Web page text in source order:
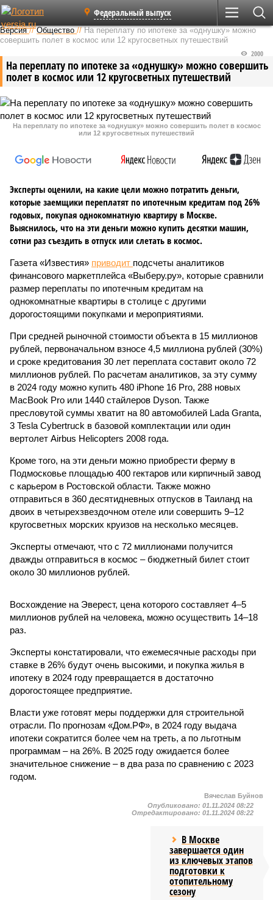
Федеральный выпуск
Версия //Общество //На переплату по ипотеке за «однушку» можно
совершить полет в космос или 12 кругосветных путешествий
На переплату по ипотеке за «однушку» можно совершить
полет в космос или 12 кругосветных путешествий
2000
На переплату по ипотеке за «однушку» можно совершить полет в космос
или 12 кругосветных путешествий
Эксперты оценили, на какие цели можно потратить деньги,
которые заемщики переплатят по ипотечным кредитам под 26%
годовых, покупая однокомнатную квартиру в Москве.
Выяснилось, что на эти деньги можно купить десятки машин,
сотни раз съездить в отпуск или слетать в космос.
Газета «Известия» приводит подсчеты аналитиков
финансового маркетплейса «Выберу.ру», которые сравнили
размер переплаты по ипотечным кредитам на
однокомнатные квартиры в столице с другими
дорогостоящими покупками и мероприятиями.
При средней рыночной стоимости объекта в 15 миллионов
рублей, первоначальном взносе 4,5 миллиона рублей (30%)
и сроке кредитования 30 лет переплата составит около 72
миллионов рублей. По расчетам аналитиков, за эту сумму
в 2024 году можно купить 480 iPhone 16 Pro, 288 новых
MacBook Pro или 1440 стайлеров Dyson. Также
пресловутой суммы хватит на 80 автомобилей Lada Granta,
3 Tesla Cybertruck в базовой комплектации или один
вертолет Airbus Helicopters 2008 года.
Кроме того, на эти деньги можно приобрести ферму в
Подмосковье площадью 400 гектаров или кирпичный завод
с карьером в Ростовской области. Также можно
отправиться в 360 десятидневных отпусков в Таиланд на
двоих в четырехзвездочном отеле или совершить 9–12
кругосветных морских круизов на несколько месяцев.
Эксперты отмечают, что с 72 миллионами получится
дважды отправиться в космос – бюджетный билет стоит
около 30 миллионов рублей.
Восхождение на Эверест, цена которого составляет 4–5
миллионов рублей на человека, можно осуществить 14–18
раз.
Эксперты констатировали, что ежемесячные расходы при
ставке в 26% будут очень высокими, и покупка жилья в
ипотеку в 2024 году превращается в достаточно
дорогостоящее предприятие.
Власти уже готовят меры поддержки для строительной
отрасли. По прогнозам «Дом.РФ», в 2024 году выдача
ипотеки сократится более чем на треть, а по льготным
программам – на 26%. В 2025 году ожидается более
значительное снижение – в два раза по сравнению с 2023
годом.
Вячеслав Буйнов
Опубликовано: 01.11.2024 08:22
Отредактировано: 01.11.2024 08:22
В Москве
завершается один
из ключевых этапов
подготовки к
отопительному
сезону